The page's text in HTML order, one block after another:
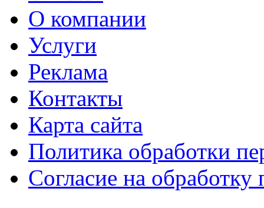
О компании
Услуги
Реклама
Контакты
Карта сайта
Политика обработки
Согласие на